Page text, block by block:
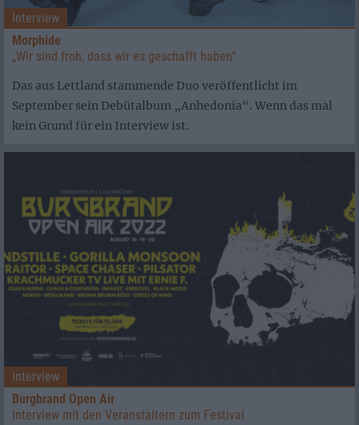
Interview
Morphide
„Wir sind froh, dass wir es geschafft haben“
Das aus Lettland stammende Duo veröffentlicht im
September sein Debütalbum „Anhedonia“. Wenn das mal
kein Grund für ein Interview ist.
Interview
Burgbrand Open Air
Interview mit den Veranstaltern zum Festival